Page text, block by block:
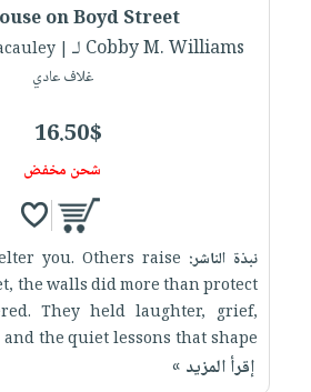
on Boyd Street
لـ Cobby M. Williams
غلاف عادي
16.50$
شحن مخفض
نبذة الناشر: you. Others raise
the walls did more than protect
They held laughter, grief,
the quiet lessons that shape...
إقرأ المزيد »